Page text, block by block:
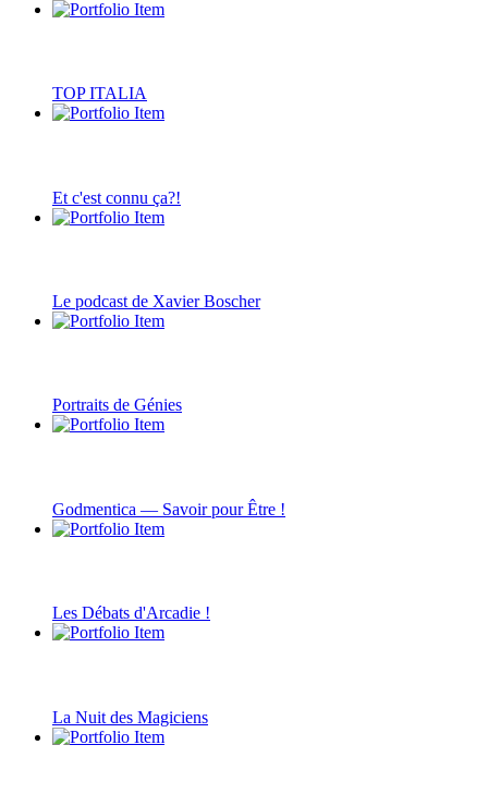
TOP ITALIA
Et c'est connu ça?!
Le podcast de Xavier Boscher
Portraits de Génies
Godmentica — Savoir pour Être !
Les Débats d'Arcadie !
La Nuit des Magiciens